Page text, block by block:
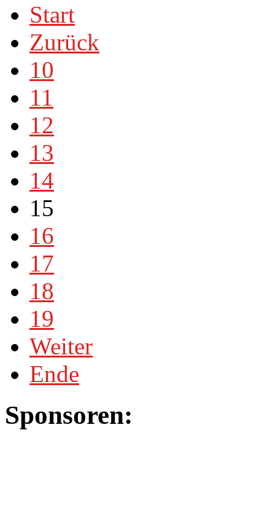
Start
Zurück
10
11
12
13
14
15
16
17
18
19
Weiter
Ende
Sponsoren: